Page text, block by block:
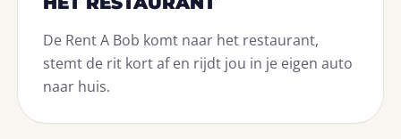
De Rent A Bob komt naar het restaurant,
stemt de rit kort af en rijdt jou in je eigen auto
naar huis.